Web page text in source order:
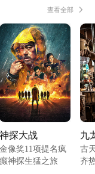
查看全部
神探大战
金像奖11项提名疯
癫神探生猛之旅
九
古
齐